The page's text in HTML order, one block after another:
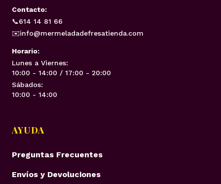
Contacto:
📞614 14 81 66
✉️info@mermeladadefresatienda.com
Horario:
Lunes a Viernes:
10:00 - 14:00 / 17:00 - 20:00
Sábados:
10:00 - 14:00
AYUDA
Preguntas Frecuentes
Envíos y Devoluciones